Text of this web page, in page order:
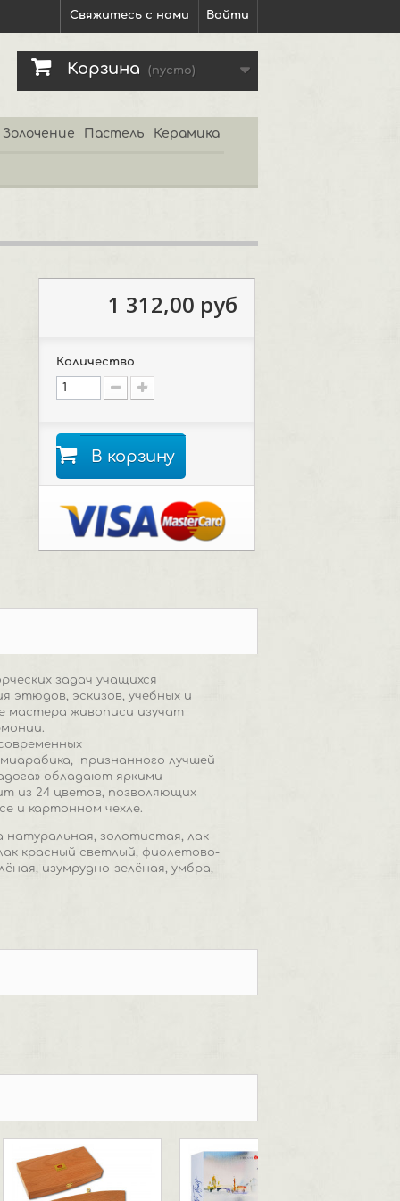
Войти
Свяжитесь с нами
Корзина (пусто)
Золочение Пастель Керамика
1 312,00 руб
Количество
В корзину
задач учащихся
этюдов, эскизов, учебных и
мастера живописи изучат
признанного лучшей
обладают яркими
из 24 цветов, позволяющих
и картонном чехле.
натуральная, золотистая, лак
красный светлый, фиолетово-
изумрудно-зелёная, умбра,